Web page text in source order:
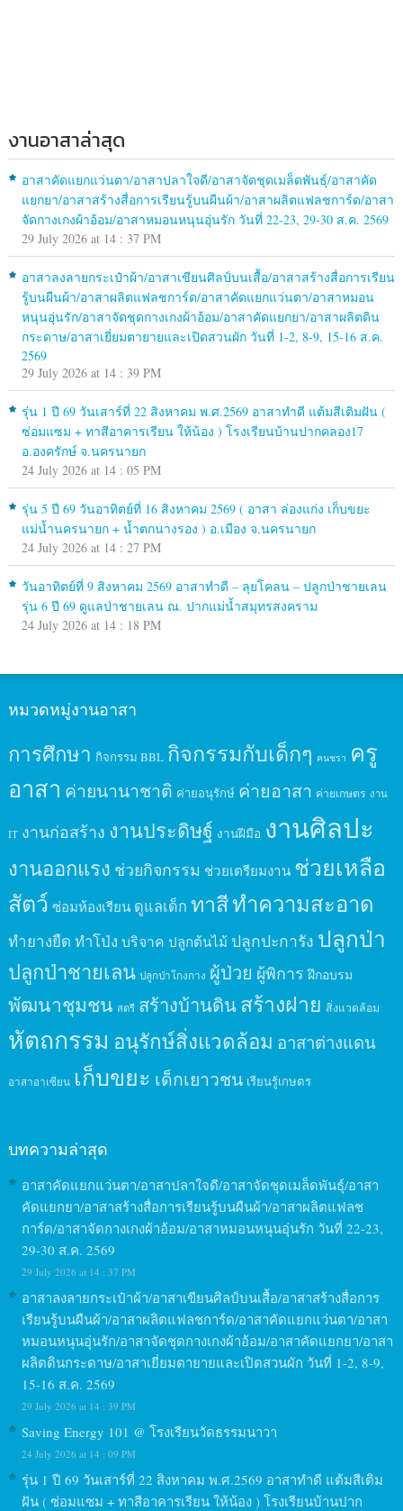
งานอาสาล่าสุด
อาสาคัดแยกแว่นตา/อาสาปลาใจดี/อาสาจัดชุดเมล็ดพันธุ์/อาสาคัด
แยกยา/อาสาสร้างสื่อการเรียนรู้บนผืนผ้า/อาสาผลิตแฟลชการ์ด/อาสา
จัดกางเกงผ้าอ้อม/อาสาหมอนหนุนอุ่นรัก วันที่ 22-23, 29-30 ส.ค. 2569
29 July 2026 at 14 : 37 PM
อาสาลงลายกระเป๋าผ้า/อาสาเขียนศิลป์บนเสื้อ/อาสาสร้างสื่อการเรียน
รู้บนผืนผ้า/อาสาผลิตแฟลชการ์ด/อาสาคัดแยกแว่นตา/อาสาหมอน
หนุนอุ่นรัก/อาสาจัดชุดกางเกงผ้าอ้อม/อาสาคัดแยกยา/อาสาผลิตดิน
กระดาษ/อาสาเยี่ยมตายายและเปิดสวนผัก วันที่ 1-2, 8-9, 15-16 ส.ค.
2569
29 July 2026 at 14 : 39 PM
รุ่น 1 ปี 69 วันเสาร์ที่ 22 สิงหาคม พ.ศ.2569 อาสาทำดี แต้มสีเติมฝัน (
ซ่อมแซม + ทาสีอาคารเรียน ให้น้อง ) โรงเรียนบ้านปากคลอง17
อ.องครักษ์ จ.นครนายก
24 July 2026 at 14 : 05 PM
รุ่น 5 ปี 69 วันอาทิตย์ที่ 16 สิงหาคม 2569 ( อาสา ล่องแก่ง เก็บขยะ
แม่น้ำนครนายก + น้ำตกนางรอง ) อ.เมือง จ.นครนายก
24 July 2026 at 14 : 27 PM
วันอาทิตย์ที่ 9 สิงหาคม 2569 อาสาทำดี – ลุยโคลน – ปลูกป่าชายเลน
รุ่น 6 ปี 69 ดูแลป่าชายเลน ณ. ปากแม่น้ำสมุทรสงคราม
24 July 2026 at 14 : 18 PM
หมวดหมู่งานอาสา
การศึกษา กิจกรรม BBL กิจกรรมกับเด็กๆ คนชรา ครู
อาสา ค่ายนานาชาติ ค่ายอนุรักษ์ ค่ายอาสา ค่ายเกษตร งาน
IT งานก่อสร้าง งานประดิษฐ์ งานฝีมือ งานศิลปะ
งานออกแรง ช่วยกิจกรรม ช่วยเตรียมงาน ช่วยเหลือ
สัตว์ ซ่อมห้องเรียน ดูแลเด็ก ทาสีทำความสะอาด
ทำยางยืด ทำโป่ง บริจาค ปลูกต้นไม้ ปลูกปะการัง ปลูกป่า
ปลูกป่าชายเลน ปลูกป่าโกงกาง ผู้ป่วย ผู้พิการ ฝึกอบรม
พัฒนาชุมชน สตรี สร้างบ้านดินสร้างฝาย สิ่งแวดล้อม
หัตถกรรม อนุรักษ์สิ่งแวดล้อม อาสาต่างแดน
อาสาอาเซียน เก็บขยะ เด็กเยาวชน เรียนรู้เกษตร
บทความล่าสุด
อาสาคัดแยกแว่นตา/อาสาปลาใจดี/อาสาจัดชุดเมล็ดพันธุ์/อาสา
คัดแยกยา/อาสาสร้างสื่อการเรียนรู้บนผืนผ้า/อาสาผลิตแฟลช
การ์ด/อาสาจัดกางเกงผ้าอ้อม/อาสาหมอนหนุนอุ่นรัก วันที่ 22-23,
29-30 ส.ค. 2569
29 July 2026 at 14 : 37 PM
อาสาลงลายกระเป๋าผ้า/อาสาเขียนศิลป์บนเสื้อ/อาสาสร้างสื่อการ
เรียนรู้บนผืนผ้า/อาสาผลิตแฟลชการ์ด/อาสาคัดแยกแว่นตา/อาสา
หมอนหนุนอุ่นรัก/อาสาจัดชุดกางเกงผ้าอ้อม/อาสาคัดแยกยา/อาสา
ผลิตดินกระดาษ/อาสาเยี่ยมตายายและเปิดสวนผัก วันที่ 1-2, 8-9,
15-16 ส.ค. 2569
29 July 2026 at 14 : 39 PM
Saving Energy 101 @ โรงเรียนวัดธรรมนาวา
24 July 2026 at 14 : 09 PM
รุ่น 1 ปี 69 วันเสาร์ที่ 22 สิงหาคม พ.ศ.2569 อาสาทำดี แต้มสีเติม
ฝัน ( ซ่อมแซม + ทาสีอาคารเรียน ให้น้อง ) โรงเรียนบ้านปาก